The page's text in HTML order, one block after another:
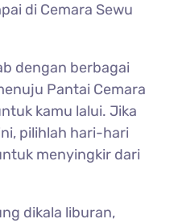
di Cemara Sewu
dengan berbagai
Pantai Cemara
kamu lalui. Jika
pilihlah hari-hari
menyingkir dari
dikala liburan,